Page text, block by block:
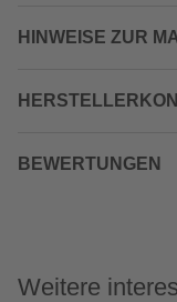
HINWEISE ZUR
BEWERTUNGEN
Weitere